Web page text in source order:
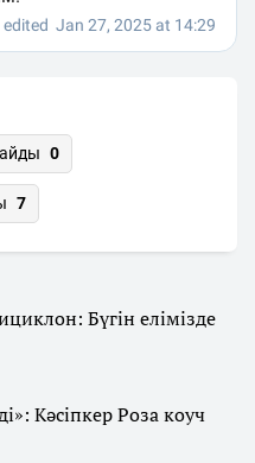
0
7
Бүгін елімізде
Кәсіпкер Роза коуч